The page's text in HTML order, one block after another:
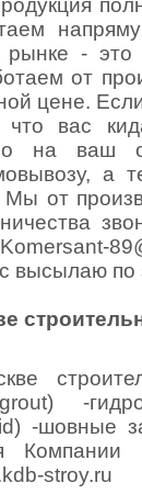
рынке -
от
цене.
что вас
на ваш
а
Мы от
высылаю по
-
-шовные
stroy.ru